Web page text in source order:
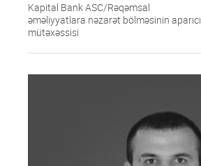
Kapital Bank ASC/Rəqəmsal
əməliyyatlara nəzarət bölməsinin aparıcı
mütəxəssisi